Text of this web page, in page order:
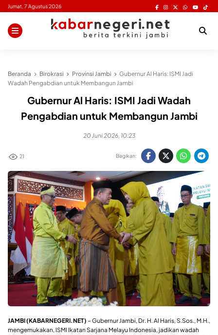
Skip
content
Jumat, 7 Agustus 2026
Beranda Birokrasi Provinsi Jambi
Gubernur Al Haris: ISMI Jadi
Wadah Pengabdian untuk Membangun Jambi
Gubernur Al Haris: ISMI Jadi Wadah
Pengabdian untuk Membangun Jambi
20 Juni 2026, 10:23
21 Bagikan:
JAMBI (KABARNEGERI.NET) – Gubernur Jambi, Dr. H. Al Haris, S.Sos., M.H.,
mengemukakan, ISMI Ikatan Sarjana Melayu Indonesia, jadikan wadah